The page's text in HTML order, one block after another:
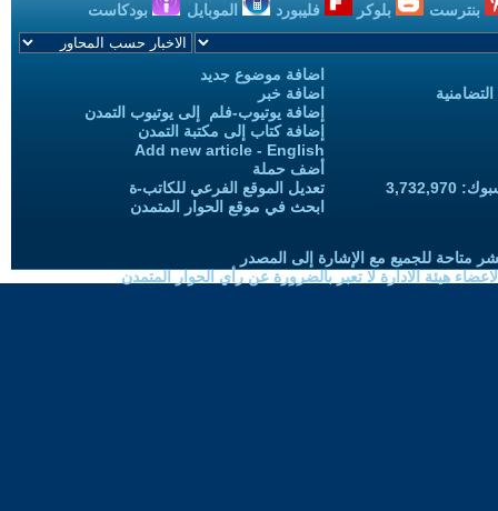
بنترست بلوكر فليبورد الموبايل بودكاست
اضافة موضوع جديد
اضافة خبر
إضافة يوتيوب-فلم إلى يوتيوب التمدن
إضافة كتاب إلى مكتبة التمدن
Add new article - English
أضف حملة
تعديل الموقع الفرعي للكاتب-ة
ابحث في موقع الحوار المتمدن
متاحة للجميع مع الإشارة إلى المصدر
هيئة الادارة لا تعبر بالضرورة عن رأي الحوار المتمدن